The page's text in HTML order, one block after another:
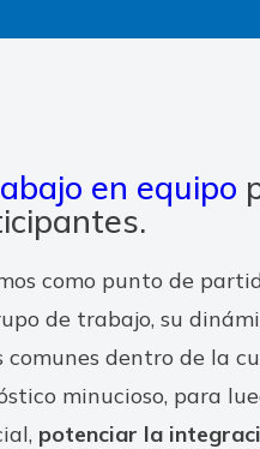
en equipo
como punto de
de trabajo, su
comunes dentro de la
minucioso, para
potenciar la